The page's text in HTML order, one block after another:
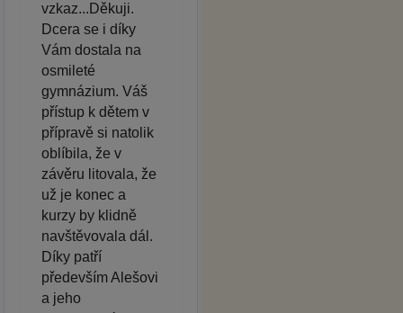
vzkaz...Děkuji.
Dcera se i díky
Vám dostala na
osmileté
gymnázium. Váš
přístup k dětem v
přípravě si natolik
oblíbila, že v
závěru litovala, že
už je konec a
kurzy by klidně
navštěvovala dál.
Díky patří
především Alešovi
a jeho